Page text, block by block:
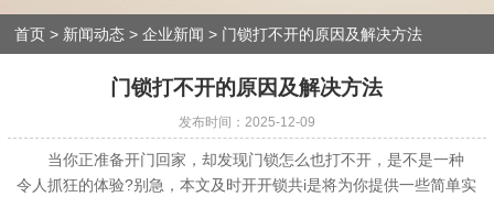
首页> 新闻动态> 企业新闻 > 门锁打不开的原因及解决方法
门锁打不开的原因及解决方法
发布时间：2025-12-09
当你正准备开门回家，却发现门锁怎么也打不开，是不是一种
令人抓狂的体验?别急，本文及时开开锁共i是将为你提供一些简单实